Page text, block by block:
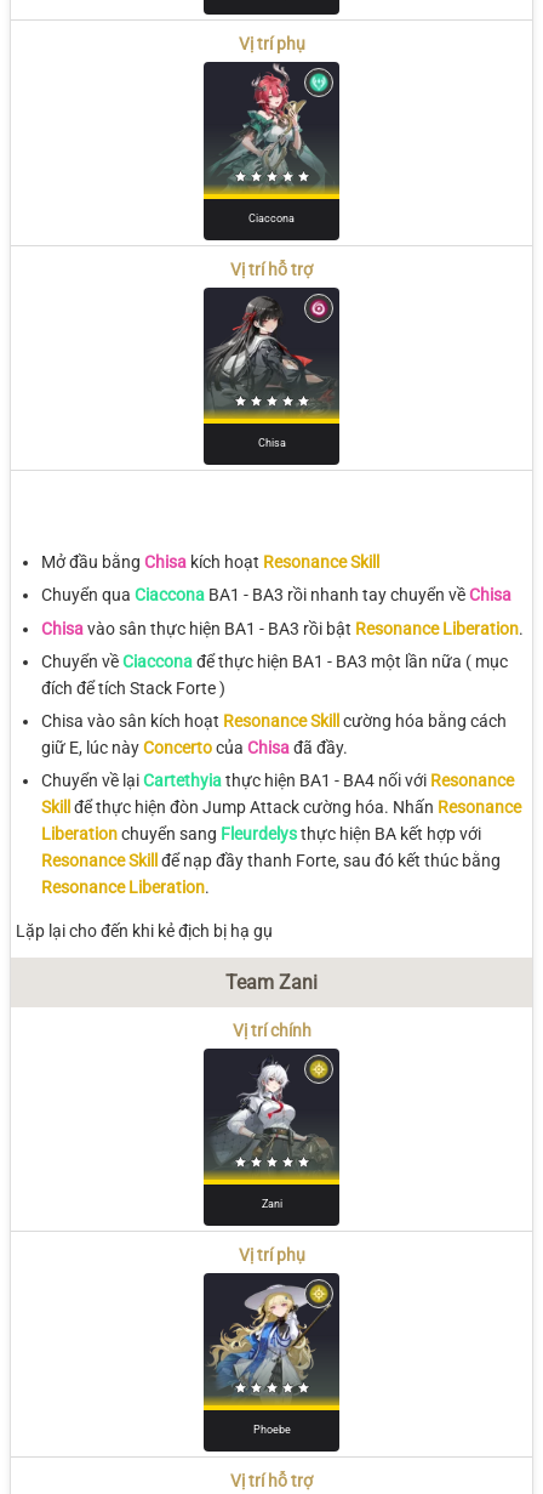
Vị trí phụ
Ciaccona
Vị trí hỗ trợ
Chisa
Mở đầu bằng Chisa kích hoạt Resonance Skill
Chuyển qua Ciaccona BA1 - BA3 rồi nhanh tay chuyển vềChisa
Chisavào sân thực hiện BA1 - BA3 rồi bật Resonance Liberation.
Chuyển vềCiacconađể thực hiện BA1 - BA3 một lần nữa ( mục
đích để tích Stack Forte )
Chisa vào sân kích hoạt Resonance Skill cường hóa bằng cách
giữ E, lúc nàyConcertocủa Chisađã đầy.
Chuyển về lạiCartethyiathực hiện BA1 - BA4 nối với Resonance
Skill để thực hiện đòn Jump Attack cường hóa. Nhấn Resonance
Liberationchuyển sang Fleurdelysthực hiện BA kết hợp với
Resonance Skill để nạp đầy thanh Forte, sau đó kết thúc bằng
Resonance Liberation.
Lặp lại cho đến khi kẻ địch bị hạ gụ
Team Zani
Vị trí chính
Zani
Vị trí phụ
Phoebe
Vị trí hỗ trợ